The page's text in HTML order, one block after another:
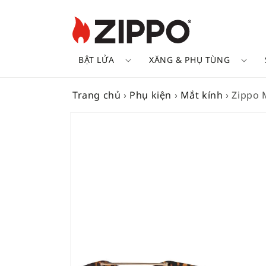
BẬT LỬA XĂNG & PHỤ TÙNG
Trang chủ › Phụ kiện › Mắt kính ›Zippo